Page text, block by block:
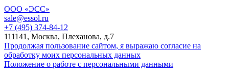
ООО «ЭСС»
sale@essol.ru
+7 (495) 374-84-12
111141, Москва, Плеханова, д.7
Продолжая пользование сайтом, я выражаю согласие на
обработку моих персональных данных
Положение о работе с персональными данными